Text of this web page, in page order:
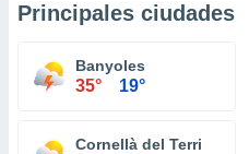
Principales ciudades
Banyoles
35° 19°
Cornellà del Terri